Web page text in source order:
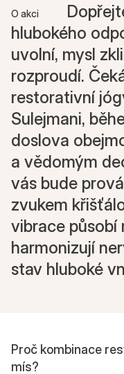
O akci
hlubokého
uvolní, mysl
rozproudí.
restorativní
Sulejmani,
doslova
a vědomým
vás bude
zvukem
vibrace působí
harmonizují
stav hluboké
Proč kombinace
mís?